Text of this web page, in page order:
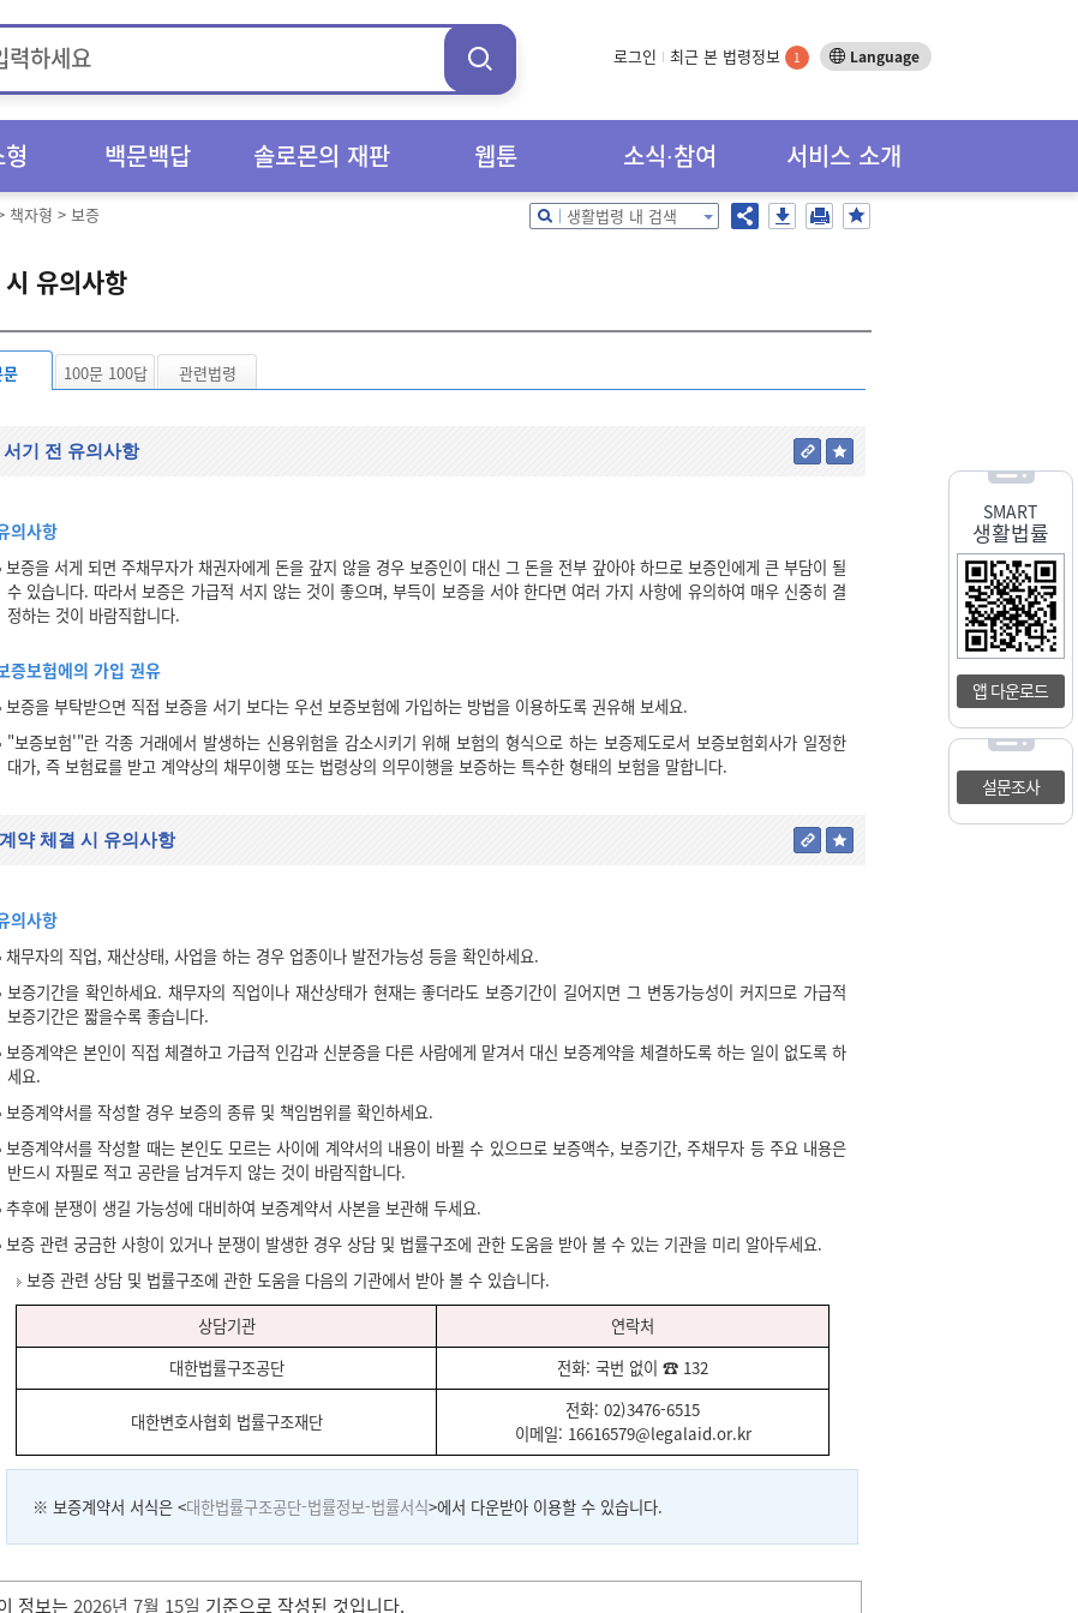
로그인 최근 본 법령정보 1 Language
백문백답 솔로몬의 재판 웹툰 소식∙참여 서비스 소개
SMART
생활법률
앱 다운로드
설문조사
책자형 > 보증 생활법령 내 검색
유의사항
100문 100답 관련법령
서기 전 유의사항
의사항
보증을 서게 되면 주채무자가 채권자에게 돈을 갚지 않을 경우 보증인이 대신 그 돈을 전부 갚아야 하므로 보증인에게 큰 부담이 될
수 있습니다. 따라서 보증은 가급적 서지 않는 것이 좋으며, 부득이 보증을 서야 한다면 여러 가지 사항에 유의하여 매우 신중히 결
정하는 것이 바람직합니다.
증보험에의 가입 권유
보증을 부탁받으면 직접 보증을 서기 보다는 우선 보증보험에 가입하는 방법을 이용하도록 권유해 보세요.
"보증보험'"란 각종 거래에서 발생하는 신용위험을 감소시키기 위해 보험의 형식으로 하는 보증제도로서 보증보험회사가 일정한
대가, 즉 보험료를 받고 계약상의 채무이행 또는 법령상의 의무이행을 보증하는 특수한 형태의 보험을 말합니다.
약 체결 시 유의사항
의사항
채무자의 직업, 재산상태, 사업을 하는 경우 업종이나 발전가능성 등을 확인하세요.
보증기간을 확인하세요. 채무자의 직업이나 재산상태가 현재는 좋더라도 보증기간이 길어지면 그 변동가능성이 커지므로 가급적
보증기간은 짧을수록 좋습니다.
보증계약은 본인이 직접 체결하고 가급적 인감과 신분증을 다른 사람에게 맡겨서 대신 보증계약을 체결하도록 하는 일이 없도록 하
세요.
보증계약서를 작성할 경우 보증의 종류 및 책임범위를 확인하세요.
보증계약서를 작성할 때는 본인도 모르는 사이에 계약서의 내용이 바뀔 수 있으므로 보증액수, 보증기간, 주채무자 등 주요 내용은
반드시 자필로 적고 공란을 남겨두지 않는 것이 바람직합니다.
추후에 분쟁이 생길 가능성에 대비하여 보증계약서 사본을 보관해 두세요.
보증 관련 궁금한 사항이 있거나 분쟁이 발생한 경우 상담 및 법률구조에 관한 도움을 받아 볼 수 있는 기관을 미리 알아두세요.
보증 관련 상담 및 법률구조에 관한 도움을 다음의 기관에서 받아 볼 수 있습니다.
상담기관
연락처
대한법률구조공단
전화: 국번 없이 ☎ 132
대한변호사협회 법률구조재단
전화: 02)3476-6515
이메일: 16616579@legalaid.or.kr
※ 보증계약서 서식은 <대한법률구조공단-법률정보-법률서식>에서 다운받아 이용할 수 있습니다.
정보는 2026년 7월 15일 기준으로 작성된 것입니다.